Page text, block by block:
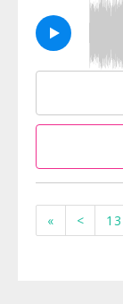
« < 13